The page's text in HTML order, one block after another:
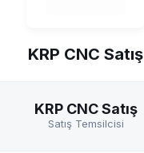
KRP CNC Satış
KRP CNC Satış
Satış Temsilcisi